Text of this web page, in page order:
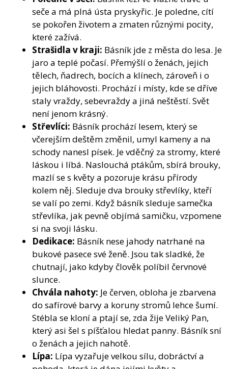
seče a má plná ústa pryskyřic. Je poledne, cítí
se pokořen životem a zmaten různými pocity,
které zažívá.
Strašidla v kraji: Básník jde z města do lesa. Je
jaro a teplé počasí. Přemýšlí o ženách, jejich
tělech, ňadrech, bocích a klínech, zároveň i o
jejich bláhovosti. Prochází i místy, kde se dříve
staly vraždy, sebevraždy a jiná neštěstí. Svět
není jenom krásný.
Střevlíci: Básník prochází lesem, který se
včerejším deštěm změnil, umyl kameny a na
schody nanesl písek. Je vděčný za stromy, které
láskou i líbá. Naslouchá ptákům, sbírá brouky,
mazlí se s květy a pozoruje krásu přírody
kolem něj. Sleduje dva brouky střevlíky, kteří
se valí po zemi. Když básník sleduje samečka
střevlíka, jak pevně objímá samičku, vzpomene
si na svoji lásku.
Dedikace: Básník nese jahody natrhané na
bukové pasece své ženě. Jsou tak sladké, že
chutnají, jako kdyby člověk políbil červnové
slunce.
Chvála nahoty: Je červen, obloha je zbarvena
do safírové barvy a koruny stromů lehce šumí.
Stébla se kloní a ptají se, zda žije Veliký Pan,
který asi šel s píšťalou hledat panny. Básník sní
o ženách a jejich nahotě.
Lípa: Lípa vyzařuje velkou sílu, dobráctví a